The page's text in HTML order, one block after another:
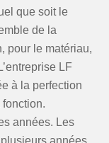
que soit le
de la
pour le matériau,
LF
à la perfection
années. Les
années